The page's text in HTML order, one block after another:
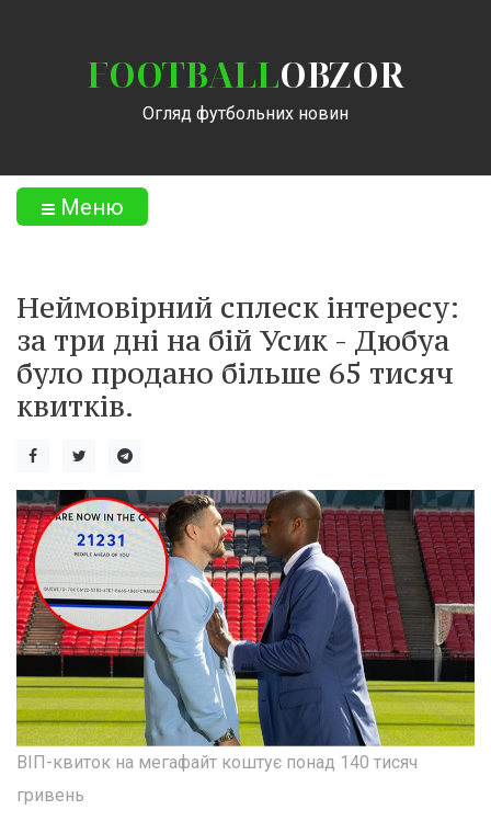
FOOTBALLOBZOR
Огляд футбольних новин
Меню
Неймовірний сплеск інтересу:
за три дні на бій Усик - Дюбуа
було продано більше 65 тисяч
квитків.
ВІП-квиток на мегафайт коштує понад 140 тисяч
гривень